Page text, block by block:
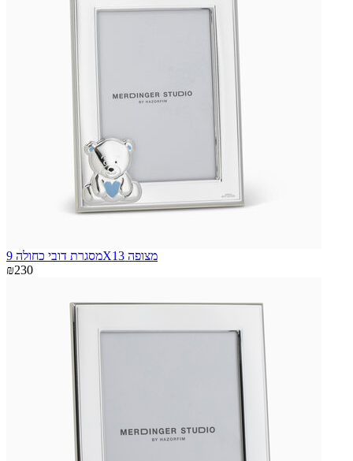
מסגרת דובי כחולה 9X13 מצופה
₪230